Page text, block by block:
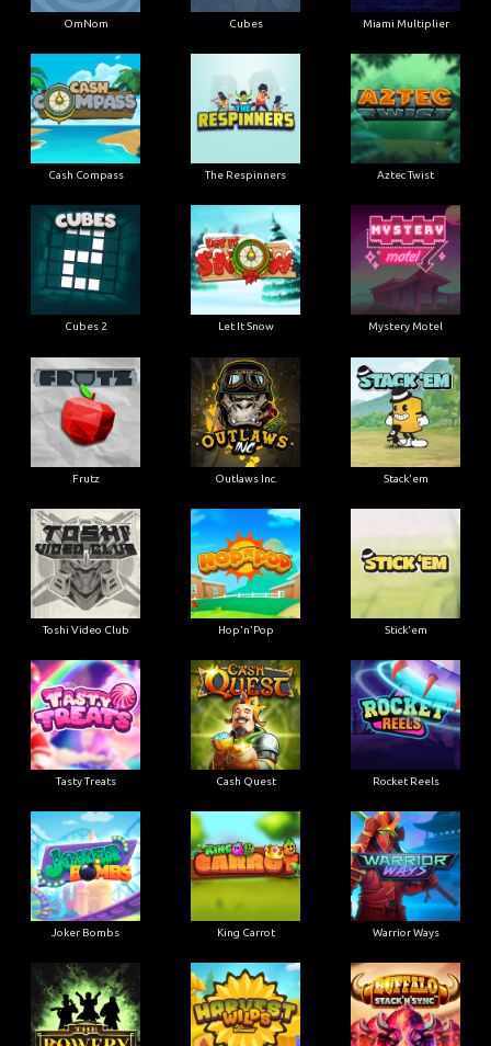
OmNom Cubes Miami Multiplier
Cash Compass The Respinners Aztec Twist
Cubes 2 Let It Snow Mystery Motel
Frutz Outlaws Inc. Stack'em
Toshi Video Club Hop'n'Pop Stick'em
Tasty Treats Cash Quest Rocket Reels
Joker Bombs King Carrot Warrior Ways